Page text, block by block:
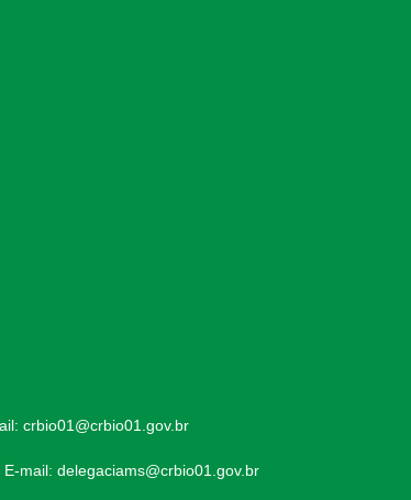
crbio01@crbio01.gov.br
mail: delegaciams@crbio01.gov.br